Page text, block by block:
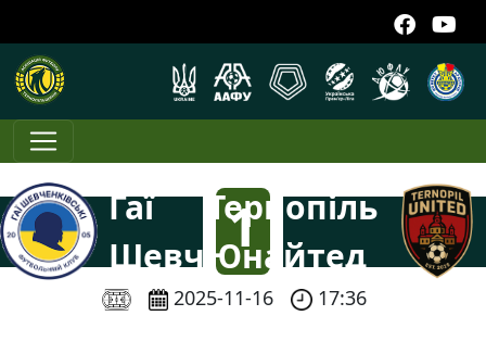
Гаї
Шевченківські
1
:
Тернопіль
Юнайтед
2025-11-16 17:36